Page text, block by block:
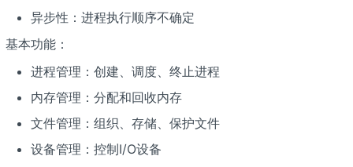
异步性：进程执行顺序不确定
基本功能：
进程管理：创建、调度、终止进程
内存管理：分配和回收内存
文件管理：组织、存储、保护文件
设备管理：控制I/O设备